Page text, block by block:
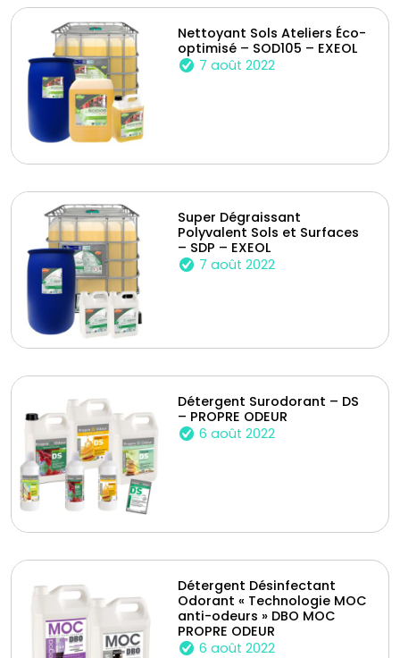
Nettoyant Sols Ateliers Éco-
optimisé – SOD105 – EXEOL
7 août 2022
Super Dégraissant
Polyvalent Sols et Surfaces
– SDP – EXEOL
7 août 2022
Détergent Surodorant – DS
– PROPRE ODEUR
6 août 2022
Détergent Désinfectant
Odorant « Technologie MOC
anti-odeurs » DBO MOC
PROPRE ODEUR
6 août 2022